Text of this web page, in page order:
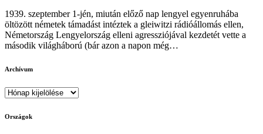
1939. szeptember 1-jén, miután előző nap lengyel egyenruhába
öltözött németek támadást intéztek a gleiwitzi rádióállomás ellen,
Németország Lengyelország elleni agressziójával kezdetét vette a
második világháború (bár azon a napon még…
Archívum
Archívum
Országok